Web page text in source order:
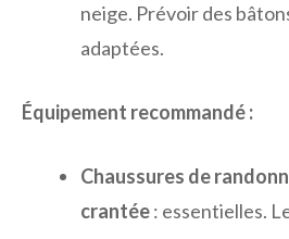
neige. Prévoir des
adaptées.
Équipement recommandé :
Chaussures de
crantée: essentielles.